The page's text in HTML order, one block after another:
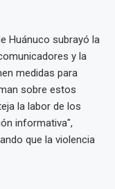
Huánuco subrayó la
y la
medidas para
sobre estos
la labor de los
informativa",
que la violencia